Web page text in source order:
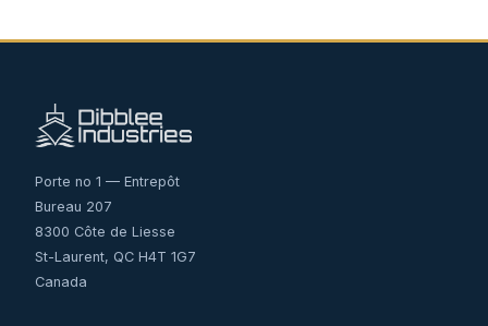
Porte no 1 — Entrepôt
Bureau 207
8300 Côte de Liesse
St-Laurent, QC H4T 1G7
Canada